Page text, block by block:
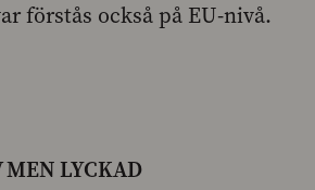
förstås också på EU-nivå.
LYCKAD